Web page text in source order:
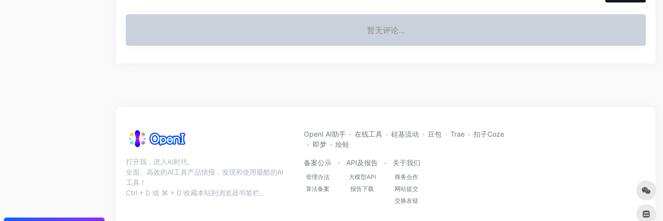
暂无评论...
打开我，进入AI时代。
全面、高效的AI工具产品情报，发现和使用最酷的AI
工具！
Ctrl + D 或 ⌘ + D 收藏本站到浏览器书签栏。
OpenI AI助手 在线工具 硅基流动 豆包 Trae
扣子Coze
即梦
绘蛙
备案公示
管理办法
算法备案
API及报告
大模型API
报告下载
关于我们
商务合作
网站提交
交换友链